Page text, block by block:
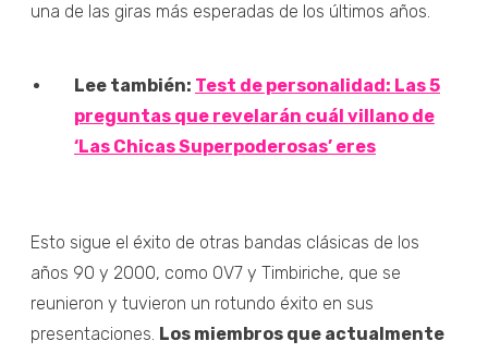
una de las giras más esperadas de los últimos años.
Lee también: Test de personalidad: Las 5
preguntas que revelarán cuál villano de
‘Las Chicas Superpoderosas’ eres
Esto sigue el éxito de otras bandas clásicas de los
años 90 y 2000, como OV7 y Timbiriche, que se
reunieron y tuvieron un rotundo éxito en sus
presentaciones. Los miembros que actualmente